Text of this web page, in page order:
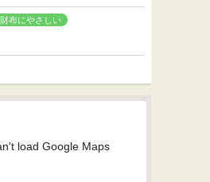
財布にやさしい
load Google Maps